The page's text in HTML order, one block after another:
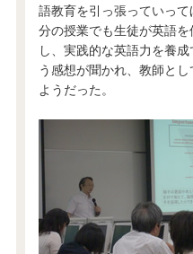
語教育を引っ張っていっ
分の授業でも生徒が英語
し、実践的な英語力を養
う感想が聞かれ、教師と
ようだった。